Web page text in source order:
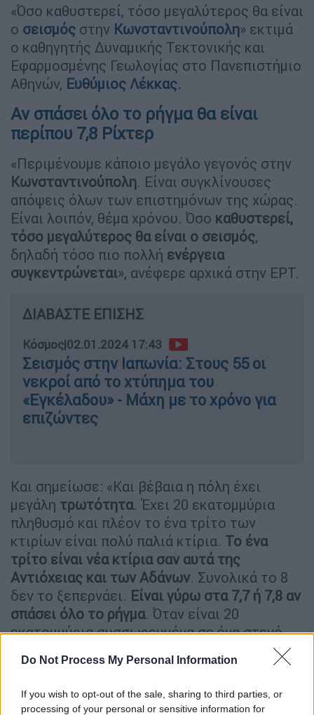
Do Not Process My Personal Information
If you wish to opt-out of the sale, sharing to third parties, or
processing of your personal or sensitive information for
«Όσο καθυστερεί, τόσο μεγαλύτερος θα είναι
ο σεισμός στην Κωνσταντινούπολη» εκτιμά
ο καθηγητής Δυναμικής Τεκτονικής και
Εφαρμοσμένης Γεωλογίας στο Πανεπιστήμιο
Αθηνών, Ευθύμιος Λέκκας.
Αν σπάσει όλο το ρήγμα θα είναι
περίπου 7,8 Ρίχτερ
«Περιμένουμε κάποιο μεγάλο γεγονός στην
Κωνσταντινούπολη. Είναι συγκλίνουσες
απόψεις όλων των επιστημόνων της χώρας.
Είναι λοιπόν, θέμα χρόνου. Όσο καθυστερεί,
τόσο μεγαλύτερος θα είναι ο σεισμός,
δηλαδή τόσο πιο πολλή ενέργεια
συγκεντρώνεται», ανέφερε αρχικά στην ΕΡΤ.
ΔΙΑΒΑΣΤΕ ΕΠΙΣΗΣ
Κόσμος|02.01.2024 17:43
Σεισμός στην Ιαπωνία: Στους 55 οι
νεκροί από το χτύπημα του
«Εγκέλαδου» - Μάχη με το χρόνο για
επιζώντες
Και σημείωσε: «Και βέβαια η πόλη έχει
μεγάλη τρωτότητα. Έχει 20 εκατομμύρια
πληθυσμό και πλέον το ένα τρίτο των
κτιρίων είναι πολύ παλιά κτίρια. Το ένα
τρίτο είναι νέα κτίρια σαν αυτά της
Αντιόχειας και των Αδάνων. Συνολικά το 8
δεν το ξεπερνάει. Είναι γύρω στα 7,7 ή 7,8 αν
σπάσει όλο το ρήγμα. Όταν είναι 20
εκατομμύρια συσσωρευμένα σε ένα στενό
σχετικά χώρο, οπωσδήποτε θα υπάρξουν και
θύματα. Βέβαια εξαρτάται και το σενάριο
του σεισμού. Δηλαδή αν και τι ώρα θα γίνει
και το πώς θα γίνει».